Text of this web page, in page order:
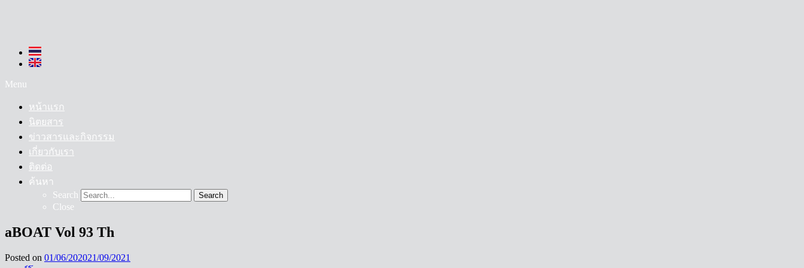
Menu
หน้าแรก
นิตยสาร
ข่าวสารและกิจกรรม
เกี่ยวกับเรา
ติดต่อ
ค้นหา
Search
Search
Close
aBOAT Vol 93 Th
Posted on 01/06/202021/09/2021